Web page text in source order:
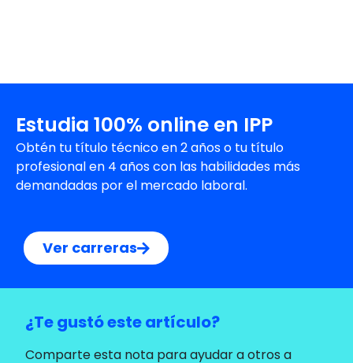
Estudia 100% online en IPP
Obtén tu título técnico en 2 años o tu título
profesional en 4 años con las habilidades más
demandadas por el mercado laboral.
Ver carreras
¿Te gustó este artículo?
Comparte esta nota para ayudar a otros a